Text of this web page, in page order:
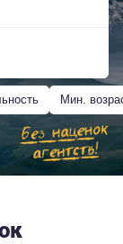
Мин.